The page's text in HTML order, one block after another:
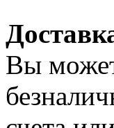
Вы